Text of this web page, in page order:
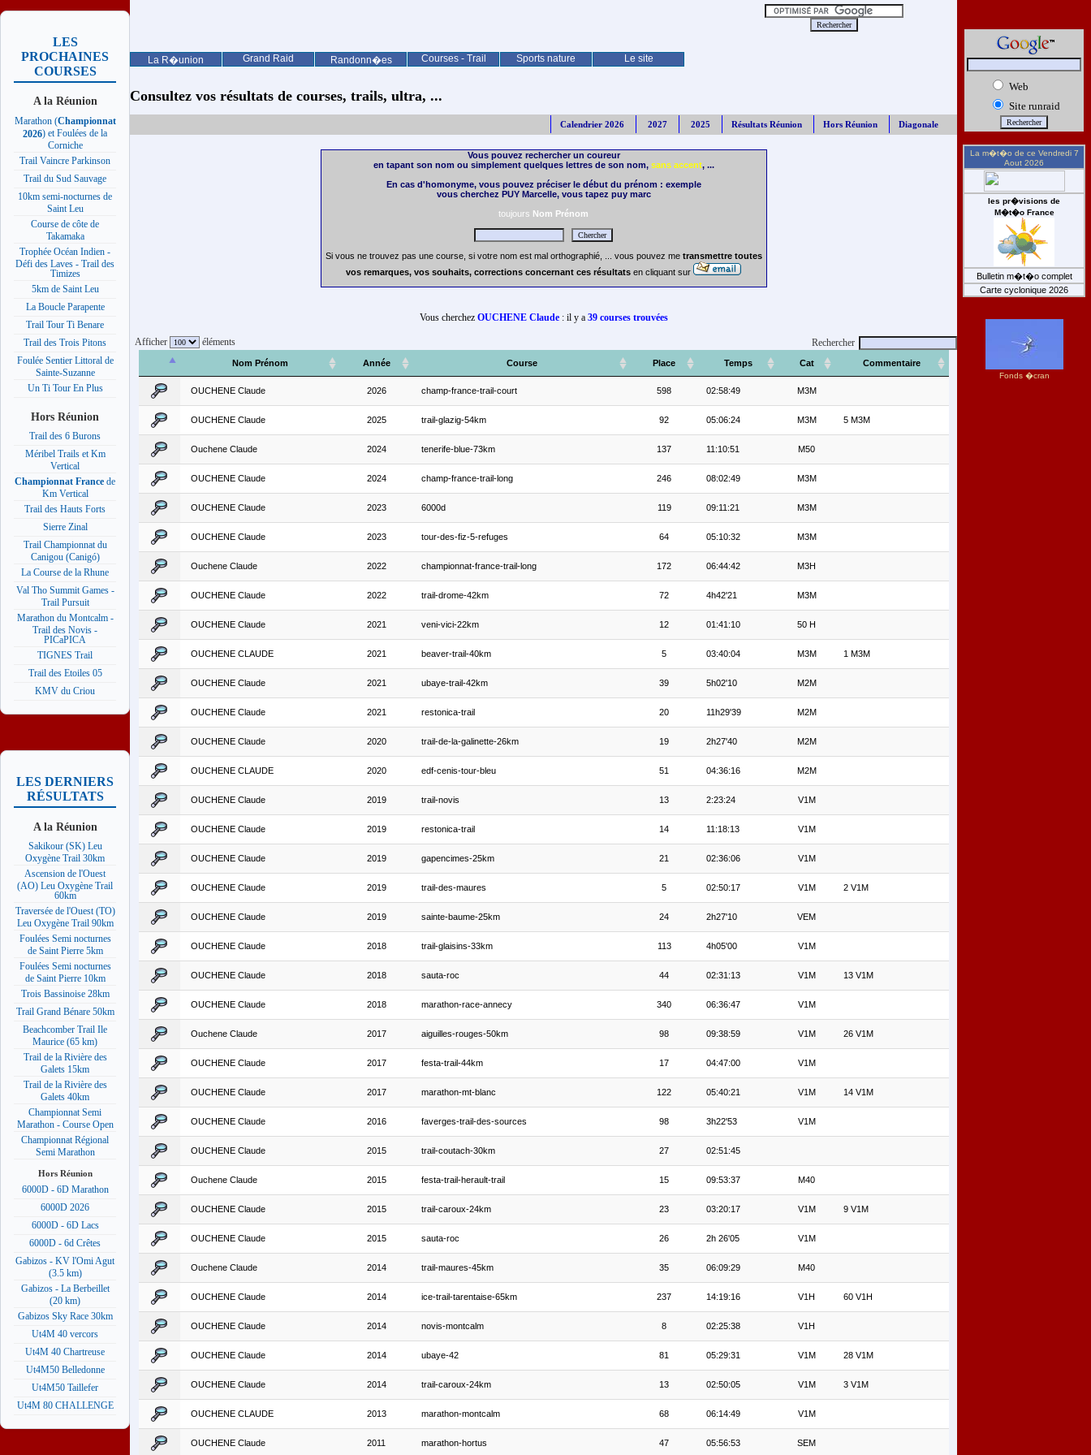
La R�union Grand Raid Randonn�es Courses - Trail Sports nature Le site
LES
PROCHAINES
COURSES
A la Réunion
Marathon (Championnat
2026) et Foulées de la
Corniche
Trail Vaincre Parkinson
Trail du Sud Sauvage
10km semi-nocturnes de
Saint Leu
Course de côte de
Takamaka
Trophée Océan Indien -
Défi des Laves - Trail des
Timizes
5km de Saint Leu
La Boucle Parapente
Trail Tour Ti Benare
Trail des Trois Pitons
Foulée Sentier Littoral de
Sainte-Suzanne
Un Ti Tour En Plus
Hors Réunion
Trail des 6 Burons
Méribel Trails et Km
Vertical
Championnat France de
Km Vertical
Trail des Hauts Forts
Sierre Zinal
Trail Championnat du
Canigou (Canigó)
La Course de la Rhune
Val Tho Summit Games -
Trail Pursuit
Marathon du Montcalm -
Trail des Novis -
PICaPICA
TIGNES Trail
Trail des Etoiles 05
KMV du Criou
LES DERNIERS
RÉSULTATS
A la Réunion
Sakikour (SK) Leu
Oxygène Trail 30km
Ascension de l'Ouest
(AO) Leu Oxygène Trail
60km
Traversée de l'Ouest (TO)
Leu Oxygène Trail 90km
Foulées Semi nocturnes
de Saint Pierre 5km
Foulées Semi nocturnes
de Saint Pierre 10km
Trois Bassinoise 28km
Trail Grand Bénare 50km
Beachcomber Trail Ile
Maurice (65 km)
Trail de la Rivière des
Galets 15km
Trail de la Rivière des
Galets 40km
Championnat Semi
Marathon - Course Open
Championnat Régional
Semi Marathon
Hors Réunion
6000D - 6D Marathon
6000D 2026
6000D - 6D Lacs
6000D - 6d Crêtes
Gabizos - KV l'Omi Agut
(3.5 km)
Gabizos - La Berbeillet
(20 km)
Gabizos Sky Race 30km
Ut4M 40 vercors
Ut4M 40 Chartreuse
Ut4M50 Belledonne
Ut4M50 Taillefer
Ut4M 80 CHALLENGE
Consultez vos résultats de courses, trails, ultra, ...
Calendrier 2026 2027 2025 Résultats Réunion Hors Réunion Diagonale
Vous pouvez rechercher un coureur
en tapant son nom ou simplement quelques lettres de son nom, sans accent, ...
En cas d'homonyme, vous pouvez préciser le début du prénom : exemple
vous cherchez PUY Marcelle, vous tapez puy marc
toujours Nom Prénom
Si vous ne trouvez pas une course, si votre nom est mal orthographié, ... vous pouvez me transmettre toutes
vos remarques, vos souhaits, corrections concernant ces résultats en cliquant sur
Vous cherchez OUCHENE Claude: il y a 39 courses trouvées
Afficher éléments Rechercher
Nom Prénom Année Course Place Temps Cat Commentaire
OUCHENE Claude 2026 champ-france-trail-court 598 02:58:49 M3M
OUCHENE Claude 2025 trail-glazig-54km 92 05:06:24 M3M 5 M3M
Ouchene Claude 2024 tenerife-blue-73km 137 11:10:51 M50
OUCHENE Claude 2024 champ-france-trail-long 246 08:02:49 M3M
OUCHENE Claude 2023 6000d 119 09:11:21 M3M
OUCHENE Claude 2023 tour-des-fiz-5-refuges 64 05:10:32 M3M
Ouchene Claude 2022 championnat-france-trail-long 172 06:44:42 M3H
OUCHENE Claude 2022 trail-drome-42km 72 4h42'21 M3M
OUCHENE Claude 2021 veni-vici-22km 12 01:41:10 50 H
OUCHENE CLAUDE 2021 beaver-trail-40km 5 03:40:04 M3M 1 M3M
OUCHENE Claude 2021 ubaye-trail-42km 39 5h02'10 M2M
OUCHENE Claude 2021 restonica-trail 20 11h29'39 M2M
OUCHENE Claude 2020 trail-de-la-galinette-26km 19 2h27'40 M2M
OUCHENE CLAUDE 2020 edf-cenis-tour-bleu 51 04:36:16 M2M
OUCHENE Claude 2019 trail-novis 13 2:23:24 V1M
OUCHENE Claude 2019 restonica-trail 14 11:18:13 V1M
OUCHENE Claude 2019 gapencimes-25km 21 02:36:06 V1M
OUCHENE Claude 2019 trail-des-maures 5 02:50:17 V1M 2 V1M
OUCHENE Claude 2019 sainte-baume-25km 24 2h27'10 VEM
OUCHENE Claude 2018 trail-glaisins-33km 113 4h05'00 V1M
OUCHENE Claude 2018 sauta-roc 44 02:31:13 V1M 13 V1M
OUCHENE Claude 2018 marathon-race-annecy 340 06:36:47 V1M
Ouchene Claude 2017 aiguilles-rouges-50km 98 09:38:59 V1M 26 V1M
OUCHENE Claude 2017 festa-trail-44km 17 04:47:00 V1M
OUCHENE Claude 2017 marathon-mt-blanc 122 05:40:21 V1M 14 V1M
OUCHENE Claude 2016 faverges-trail-des-sources 98 3h22'53 V1M
OUCHENE Claude 2015 trail-coutach-30km 27 02:51:45
Ouchene Claude 2015 festa-trail-herault-trail 15 09:53:37 M40
OUCHENE Claude 2015 trail-caroux-24km 23 03:20:17 V1M 9 V1M
OUCHENE Claude 2015 sauta-roc 26 2h 26'05 V1M
Ouchene Claude 2014 trail-maures-45km 35 06:09:29 M40
OUCHENE Claude 2014 ice-trail-tarentaise-65km 237 14:19:16 V1H 60 V1H
OUCHENE Claude 2014 novis-montcalm 8 02:25:38 V1H
OUCHENE Claude 2014 ubaye-42 81 05:29:31 V1M 28 V1M
OUCHENE Claude 2014 trail-caroux-24km 13 02:50:05 V1M 3 V1M
OUCHENE CLAUDE 2013 marathon-montcalm 68 06:14:49 V1M
OUCHENE Claude 2011 marathon-hortus 47 05:56:53 SEM
Web
Site runraid
La m�t�o de ce Vendredi 7
Aout 2026
les pr�visions de
M�t�o France
Bulletin m�t�o complet
Carte cyclonique 2026
Fonds �cran